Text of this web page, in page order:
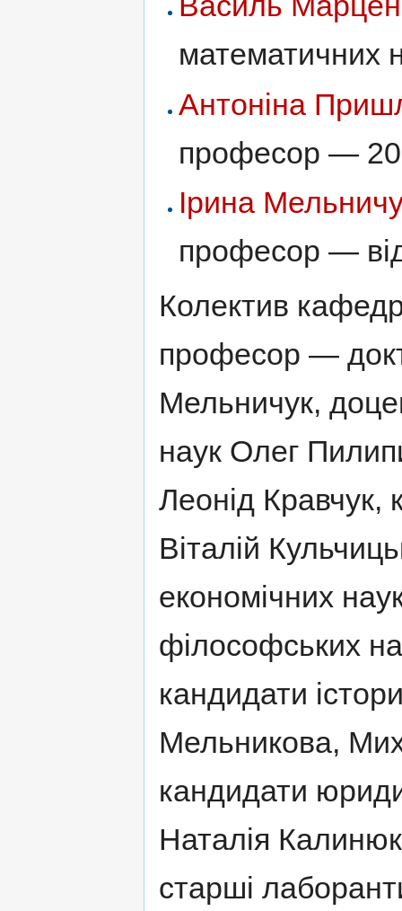
Антоніна
професор —
Ірина
професор —
Колектив
професор —
Мельничук,
наук Олег
Леонід Кравчук,
Віталій
економічних
філософських
кандидати
Мельникова,
кандидати
Наталія
старші